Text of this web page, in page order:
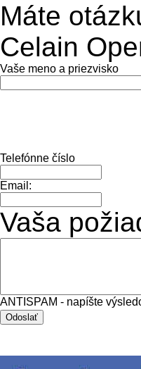
Máte
Celain
Vaše meno a priezvisko
Telefónne číslo
Email:
Vaša
ANTISPAM - napíšte